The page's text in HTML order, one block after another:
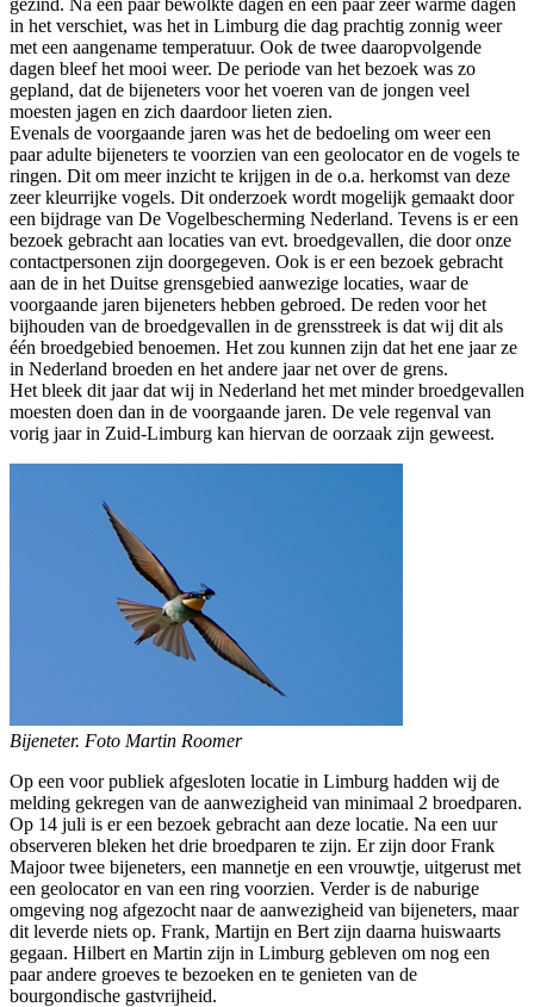
gezind. Na een paar bewolkte dagen en een paar zeer warme dagen
in het verschiet, was het in Limburg die dag prachtig zonnig weer
met een aangename temperatuur. Ook de twee daaropvolgende
dagen bleef het mooi weer. De periode van het bezoek was zo
gepland, dat de bijeneters voor het voeren van de jongen veel
moesten jagen en zich daardoor lieten zien.
Evenals de voorgaande jaren was het de bedoeling om weer een
paar adulte bijeneters te voorzien van een geolocator en de vogels te
ringen. Dit om meer inzicht te krijgen in de o.a. herkomst van deze
zeer kleurrijke vogels. Dit onderzoek wordt mogelijk gemaakt door
een bijdrage van De Vogelbescherming Nederland. Tevens is er een
bezoek gebracht aan locaties van evt. broedgevallen, die door onze
contactpersonen zijn doorgegeven. Ook is er een bezoek gebracht
aan de in het Duitse grensgebied aanwezige locaties, waar de
voorgaande jaren bijeneters hebben gebroed. De reden voor het
bijhouden van de broedgevallen in de grensstreek is dat wij dit als
één broedgebied benoemen. Het zou kunnen zijn dat het ene jaar ze
in Nederland broeden en het andere jaar net over de grens.
Het bleek dit jaar dat wij in Nederland het met minder broedgevallen
moesten doen dan in de voorgaande jaren. De vele regenval van
vorig jaar in Zuid-Limburg kan hiervan de oorzaak zijn geweest.
Bijeneter. Foto Martin Roomer
Op een voor publiek afgesloten locatie in Limburg hadden wij de
melding gekregen van de aanwezigheid van minimaal 2 broedparen.
Op 14 juli is er een bezoek gebracht aan deze locatie. Na een uur
observeren bleken het drie broedparen te zijn. Er zijn door Frank
Majoor twee bijeneters, een mannetje en een vrouwtje, uitgerust met
een geolocator en van een ring voorzien. Verder is de naburige
omgeving nog afgezocht naar de aanwezigheid van bijeneters, maar
dit leverde niets op. Frank, Martijn en Bert zijn daarna huiswaarts
gegaan. Hilbert en Martin zijn in Limburg gebleven om nog een
paar andere groeves te bezoeken en te genieten van de
bourgondische gastvrijheid.